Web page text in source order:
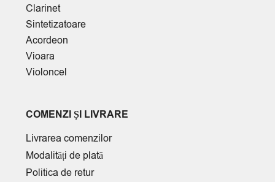
Clarinet
Sintetizatoare
Acordeon
Vioara
Violoncel
COMENZI ȘI LIVRARE
Livrarea comenzilor
Modalități de plată
Politica de retur